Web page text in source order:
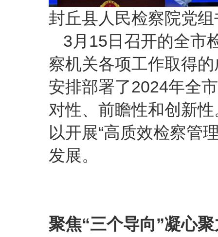
封丘县人民检察院党
3月15日召开的全市
察机关各项工作取得
安排部署了2024年全
对性、前瞻性和创新
以开展“高质效检察管
发展。
聚焦“三个导向”凝心聚